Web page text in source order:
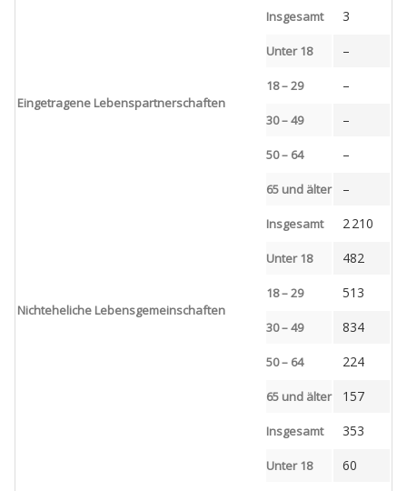
Eingetragene Lebenspartnerschaften
Insgesamt 3
Unter 18 –
18 – 29 –
30 – 49 –
50 – 64 –
65 und älter –
Nichteheliche Lebensgemeinschaften
Insgesamt 2 210
Unter 18 482
18 – 29 513
30 – 49 834
50 – 64 224
65 und älter 157
Insgesamt 353
Unter 18
60